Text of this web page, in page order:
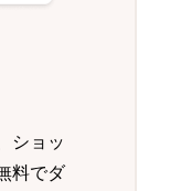
ショッ
料でダ